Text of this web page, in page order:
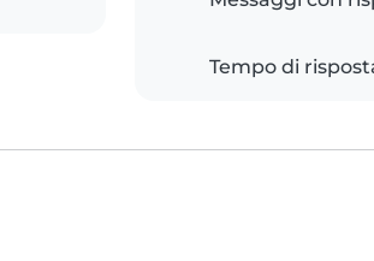
Tempo di